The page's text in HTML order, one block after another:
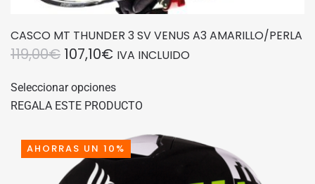
CASCO MT THUNDER 3 SV VENUS A3 AMARILLO/PERLA
119,00€ EL
ORIGINAL
119,00€.
107,10€EL
ACTUAL
107,10€.
IVA INCLUIDO
Seleccionar opcionesproducto
tiene
variantes.
REGALA ESTE PRODUCTO
AHORRAS UN 10%